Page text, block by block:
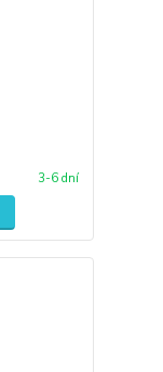
3-6 dní